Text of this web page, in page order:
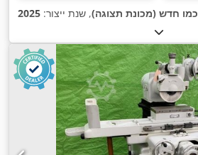
כמו חדש (מכונת תצוגה), שנת ייצור: 2025